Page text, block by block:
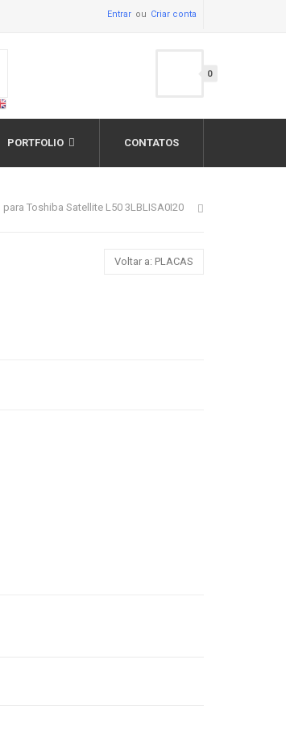
Entrar Criar conta
0
PORTFOLIO CONTATOS
para Toshiba Satellite L50 3LBLISA0I20
Voltar a: PLACAS